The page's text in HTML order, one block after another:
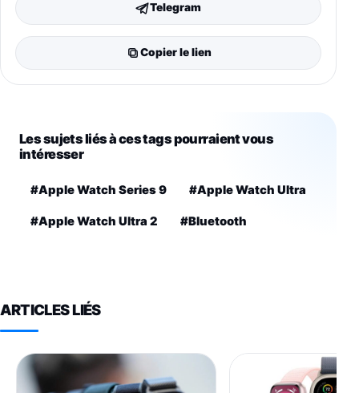
Telegram
Copier le lien
Les sujets liés à ces tags pourraient vous
intéresser
#Apple Watch Series 9 #Apple Watch Ultra
#Apple Watch Ultra 2 #Bluetooth
ARTICLES LIÉS